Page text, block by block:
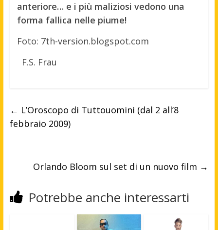
anteriore… e i più maliziosi vedono una
forma fallica nelle piume!
Foto: 7th-version.blogspot.com
F.S. Frau
← L’Oroscopo di Tuttouomini (dal 2 all’8
febbraio 2009)
Orlando Bloom sul set di un nuovo film →
Potrebbe anche interessarti